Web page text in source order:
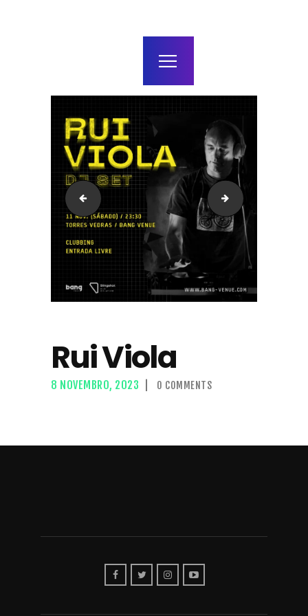
agenda / bilhetes
alugar
mais
KWEEN Concerto Afonso
Rui Viola
8 NOVEMBRO, 2023 0 COMMENTS